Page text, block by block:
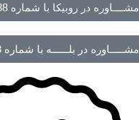
مشــــاوره در روبیکا با شماره 09128870988
مشـــــاوره در بلــــــه با شماره 09128870988